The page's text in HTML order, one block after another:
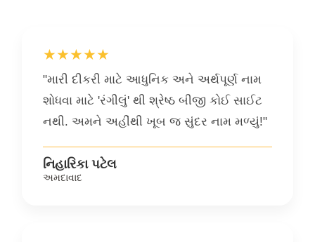
★★★★★
"મારી દીકરી માટે આધુનિક અને અર્થપૂર્ણ નામ
શોધવા માટે 'રંગીલું' થી શ્રેષ્ઠ બીજી કોઈ સાઈટ
નથી. અમને અહીંથી ખૂબ જ સુંદર નામ મળ્યું!"
નિહારિકા પટેલ
અમદાવાદ